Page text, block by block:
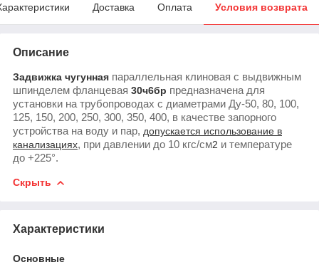
Доставка Оплата Условия возврата
Описание
Задвижка чугунная параллельная клиновая с выдвижным
шпинделем фланцевая 30ч6бр предназначена для
установки на трубопроводах с диаметрами Ду-50, 80, 100,
125, 150, 200, 250, 300, 350, 400, в качестве запорного
устройства на воду и пар, допускается использование в
канализациях, при давлении до 10 кгс/см2 и температуре
до +225°.
Скрыть
Характеристики
Основные